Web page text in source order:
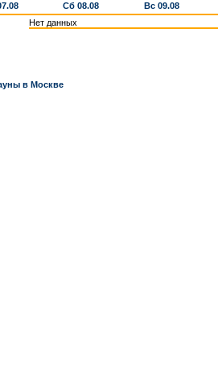
Сб 08.08
Вс 09.08
Нет данных
в Москве